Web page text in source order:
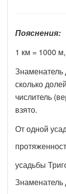
Пояснения:
1 км = 1000
Знаменатель
сколько
числитель
взято.
От одной
усадьбы
Знаменатель